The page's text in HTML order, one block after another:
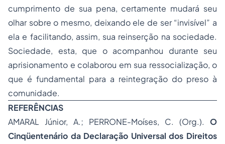
cumprimento de sua pena, certamente mudará seu
olhar sobre o mesmo, deixando ele de ser “invisível” a
ela e facilitando, assim, sua reinserção na sociedade.
Sociedade, esta, que o acompanhou durante seu
aprisionamento e colaborou em sua ressocialização, o
que é fundamental para a reintegração do preso à
comunidade.
REFERÊNCIAS
AMARAL Júnior, A.; PERRONE-Moíses, C. (Org.). O
Cinqüentenário da Declaração Universal dos Direitos